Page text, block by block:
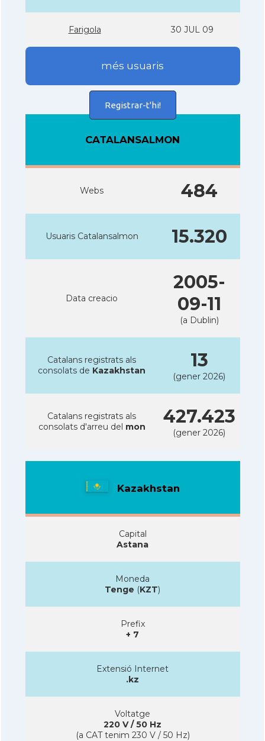
Farigola 30 JUL 09
més usuaris
Registrar-t'hi!
CATALANSALMON
Webs 484
Usuaris Catalansalmon 15.320
Data creacio
2005-
09-11
(a Dublin)
Catalans registrats als
consolats de Kazakhstan 13
(gener 2026)
Catalans registrats als
consolats d'arreu del mon 427.423
(gener 2026)
Kazakhstan
Capital
Astana
Moneda
Tenge (KZT)
Prefix
+ 7
Extensió Internet
.kz
Voltatge
220 V / 50 Hz
(a CAT tenim 230 V / 50 Hz)